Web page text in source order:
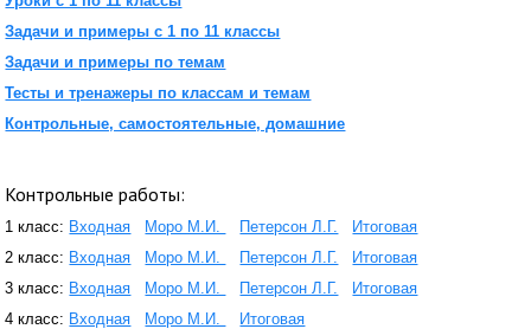
Задачи и примеры с 1 по 11 классы
Задачи и примеры по темам
Тесты и тренажеры по классам и темам
Контрольные, самостоятельные, домашние
Контрольные работы:
1 класс: Входная Моро М.И. Петерсон Л.Г.
Итоговая
2 класс: Входная Моро М.И. Петерсон Л.Г.
Итоговая
3 класс: Входная Моро М.И. Петерсон Л.Г.
Итоговая
4 класс: Входная Моро М.И. Итоговая